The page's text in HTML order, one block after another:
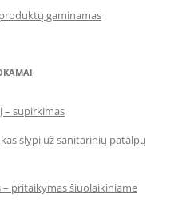
gaminamas
– supirkimas
slypi už sanitarinių patalpų
pritaikymas šiuolaikiniame